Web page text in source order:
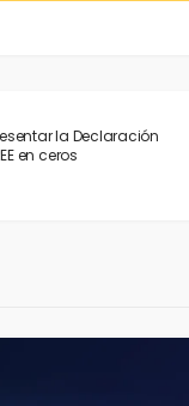
la Declaración
en ceros